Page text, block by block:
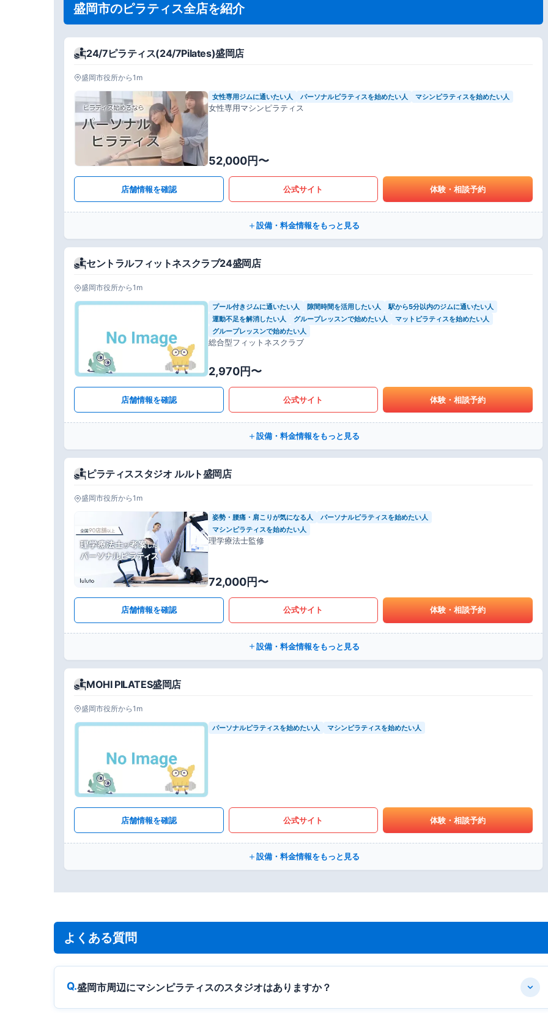
盛岡市のピラティス全店を紹介
24/7ピラティス(24/7Pilates)盛岡店
盛岡市役所から1m
女性専用ジムに通いたい人 パーソナルピラティスを始めたい人 マシンピラティスを始めたい人
女性専用マシンピラティス
52,000円〜
店舗情報を確認 公式サイト 体験・相談予約
設備・料金情報をもっと見る
セントラルフィットネスクラブ24盛岡店
盛岡市役所から1m
プール付きジムに通いたい人 隙間時間を活用したい人
駅から5分以内のジムに通いたい人
運動不足を解消したい人
グループレッスンで始めたい人
マットピラティスを始めたい人
グループレッスンで始めたい人
総合型フィットネスクラブ
2,970円〜
店舗情報を確認 公式サイト 体験・相談予約
設備・料金情報をもっと見る
ピラティススタジオ ルルト盛岡店
盛岡市役所から1m
姿勢・腰痛・肩こりが気になる人
パーソナルピラティスを始めたい人
マシンピラティスを始めたい人
理学療法士監修
72,000円〜
店舗情報を確認 公式サイト 体験・相談予約
設備・料金情報をもっと見る
MOHI PILATES盛岡店
盛岡市役所から1m
パーソナルピラティスを始めたい人 マシンピラティスを始めたい人
店舗情報を確認 公式サイト 体験・相談予約
設備・料金情報をもっと見る
よくある質問
盛岡市周辺にマシンピラティスのスタジオはありますか？